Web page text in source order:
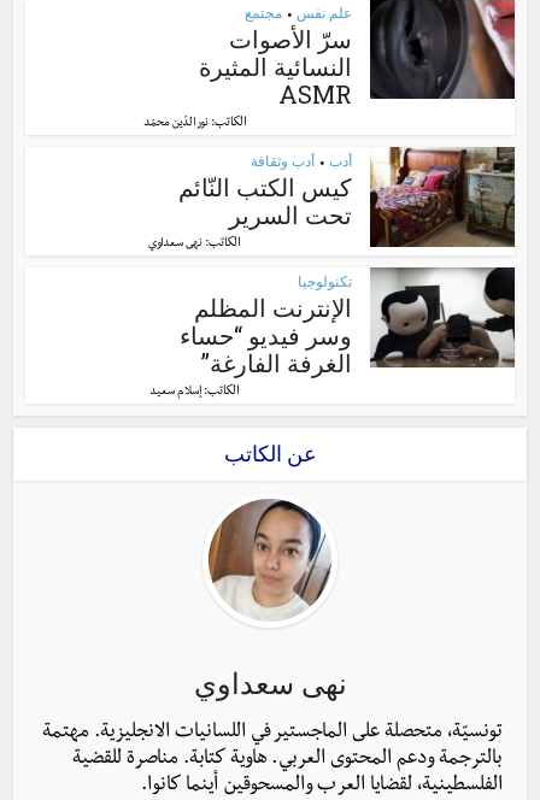
علم نفس • مجتمع
سرّ الأصوات
النسائية المثيرة
ASMR
الكاتب:نور الدّين محمّد
أدب • أدب وثقافة
كيس الكتب النّائم
تحت السرير
الكاتب: نهى سعداوي
تكنولوجيا
الإنترنت المظلم
وسر فيديو “حساء
الغرفة الفارغة”
الكاتب: إسلام سعيد
عن الكاتب
نهى سعداوي
تونسيّة، متحصلة على الماجستير في اللسانيات الانجليزية. مهتمة
بالترجمة ودعم المحتوى العربي. هاوية كتابة. مناصرة للقضية
الفلسطينية، لقضايا العرب والمسحوقين أينما كانوا.